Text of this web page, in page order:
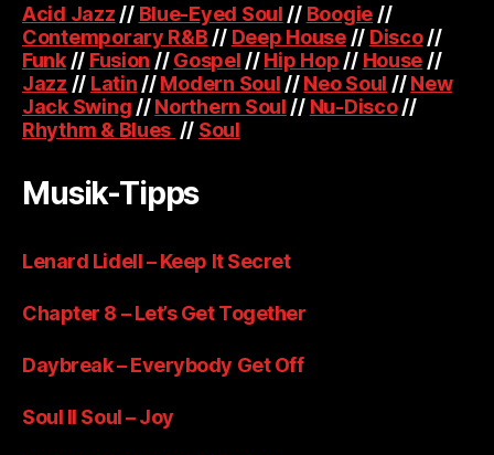
Acid Jazz // Blue-Eyed Soul // Boogie //
Contemporary R&B // Deep House// Disco//
Funk// Fusion //Gospel //Hip Hop // House //
Jazz // Latin //Modern Soul //Neo Soul //New
Jack Swing //Northern Soul // Nu-Disco//
Rhythm & Blues // Soul
Musik-Tipps
Lenard Lidell – Keep It Secret
Chapter 8 – Let’s Get Together
Daybreak – Everybody Get Off
Soul II Soul – Joy